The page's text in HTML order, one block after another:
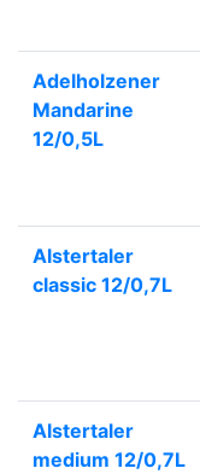
Adelholzener
Mandarine
12/0,5L
Alstertaler
classic 12/0,7L
Alstertaler
medium 12/0,7L